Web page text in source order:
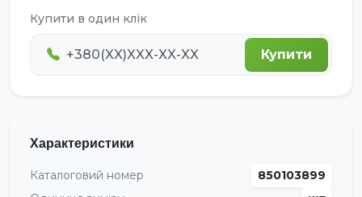
Купити в один клік
Купити
Характеристики
Каталоговий номер
850103899